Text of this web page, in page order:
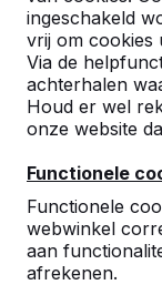
ingeschakeld
vrij om cookies
Via de
achterhalen
Houd er wel
onze website
Functionele
Functionele
webwinkel
aan
afrekenen.